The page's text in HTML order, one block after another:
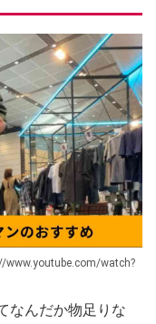
www.youtube.com/watch?
なんだか物足りな